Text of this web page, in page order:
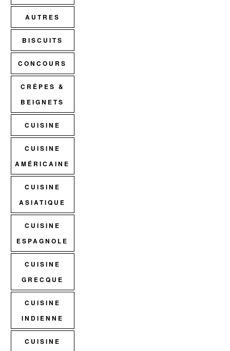
AUTRES
BISCUITS
CONCOURS
CRÊPES &
BEIGNETS
CUISINE
CUISINE
AMÉRICAINE
CUISINE
ASIATIQUE
CUISINE
ESPAGNOLE
CUISINE
GRECQUE
CUISINE
INDIENNE
CUISINE